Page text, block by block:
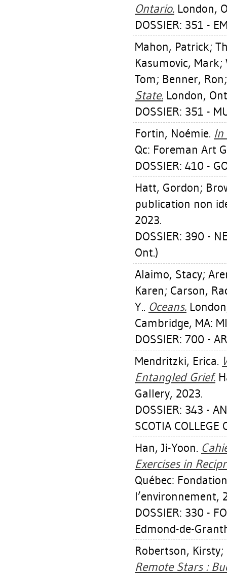
Ontario. London,
DOSSIER: 351 -
Mahon, Patrick;
Kasumovic, Mark;
Tom; Benner, Ron
State. London,
DOSSIER: 351 -
Fortin, Noémie. In
Qc: Foreman Art
DOSSIER: 410 -
Hatt, Gordon;
publication non
2023.
DOSSIER: 390 -
Ont.)
Alaimo, Stacy;
Karen; Carson,
Y.. Oceans.
Cambridge, MA:
DOSSIER: 700 -
Mendritzki, Erica.
Entangled Grief.
Gallery, 2023.
DOSSIER: 343 -
SCOTIA
Han, Ji-Yoon.
Exercises in
Québec:
l’environnement,
DOSSIER: 330 -
Edmond-de-
Robertson, Kirsty;
Remote Stars :